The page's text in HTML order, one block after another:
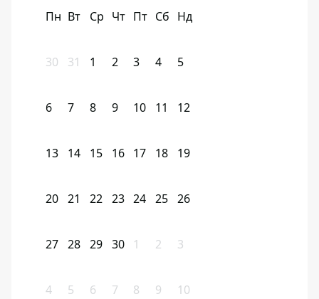
Пн Вт Ср Чт Пт Сб Нд
30 31 1 2 3 4 5
6 7 8 9 10 11 12
13 14 15 16 17 18 19
20 21 22 23 24 25 26
27 28 29 30 1 2 3
4 5 6 7 8 9 10